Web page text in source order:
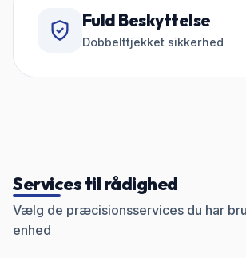
Fuld Beskyttelse
Dobbelttjekket sikkerhed
Services til rådighed
Vælg de præcisionsservices du har
enhed